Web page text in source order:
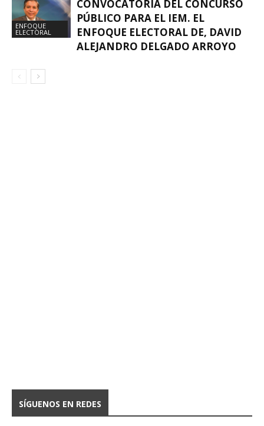
ENFOQUE
ELECTORAL
CONVOCATORIA DEL CONCURSO
PÚBLICO PARA EL IEM. EL
ENFOQUE ELECTORAL DE, DAVID
ALEJANDRO DELGADO ARROYO
SÍGUENOS EN REDES